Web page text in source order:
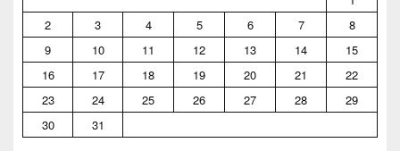
2
3 4 5 6 7
8
9
10 11 12 13 14
15
16
17 18 19 20 21
22
23
24 25 26 27 28
29
30
31